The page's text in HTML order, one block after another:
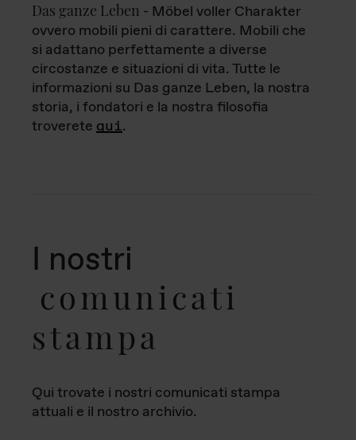
Das ganze Leben - Möbel voller Charakter
ovvero mobili pieni di carattere. Mobili che
si adattano perfettamente a diverse
circostanze e situazioni di vita. Tutte le
informazioni su Das ganze Leben, la nostra
storia, i fondatori e la nostra filosofia
troverete qui.
I nostri
comunicati
stampa
Qui trovate i nostri comunicati stampa
attuali e il nostro archivio.